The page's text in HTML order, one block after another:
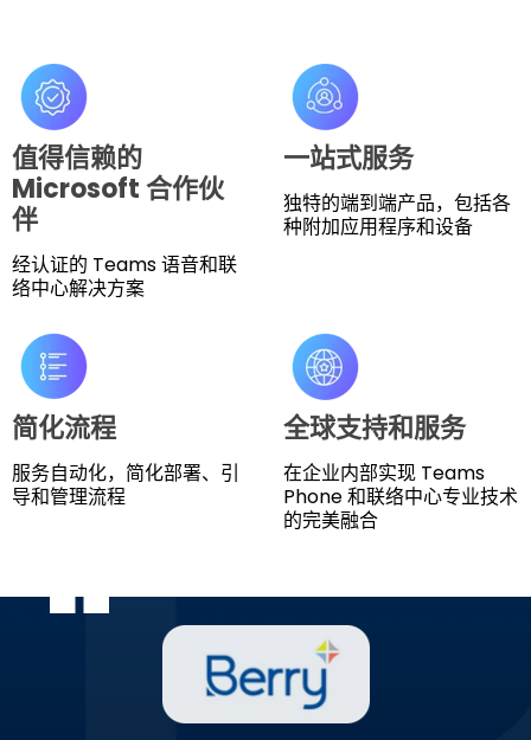
值得信赖的
Microsoft 合作伙
伴
经认证的 Teams 语音和联
络中心解决方案
一站式服务
独特的端到端产品，包括各
种附加应用程序和设备
简化流程
服务自动化，简化部署、引
导和管理流程
全球支持和服务
在企业内部实现 Teams
Phone 和联络中心专业技术
的完美融合